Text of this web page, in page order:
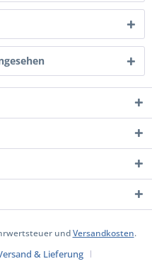
undVersandkosten.
& Lieferung